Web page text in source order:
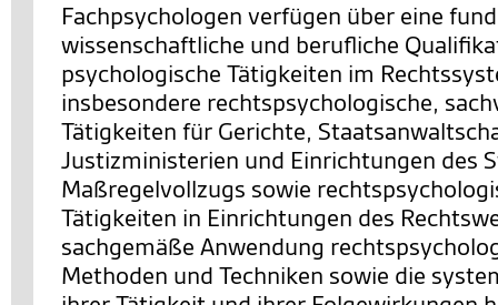
Fachpsychologen verfügen über eine
wissenschaftliche und berufliche
psychologische Tätigkeiten im
insbesondere rechtspsychologische,
Tätigkeiten für Gerichte,
Justizministerien und Einrichtungen des
Maßregelvollzugs sowie
Tätigkeiten in Einrichtungen des
sachgemäße Anwendung
Methoden und Techniken sowie die